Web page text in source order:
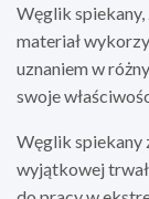
Węglik
materiał
uznaniem w
swoje
Węglik spiekany
wyjątkowej